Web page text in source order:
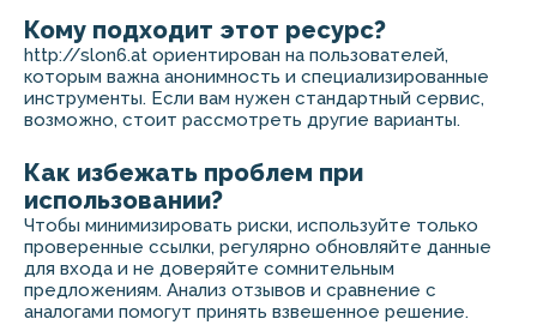
Кому подходит этот ресурс?
http://slon6.at ориентирован на пользователей,
которым важна анонимность и специализированные
инструменты. Если вам нужен стандартный сервис,
возможно, стоит рассмотреть другие варианты.
Как избежать проблем при
использовании?
Чтобы минимизировать риски, используйте только
проверенные ссылки, регулярно обновляйте данные
для входа и не доверяйте сомнительным
предложениям. Анализ отзывов и сравнение с
аналогами помогут принять взвешенное решение.